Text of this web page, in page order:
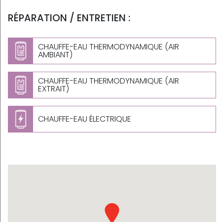
RÉPARATION / ENTRETIEN :
CHAUFFE-EAU THERMODYNAMIQUE (AIR
AMBIANT)
CHAUFFE-EAU THERMODYNAMIQUE (AIR
EXTRAIT)
CHAUFFE-EAU ÉLECTRIQUE